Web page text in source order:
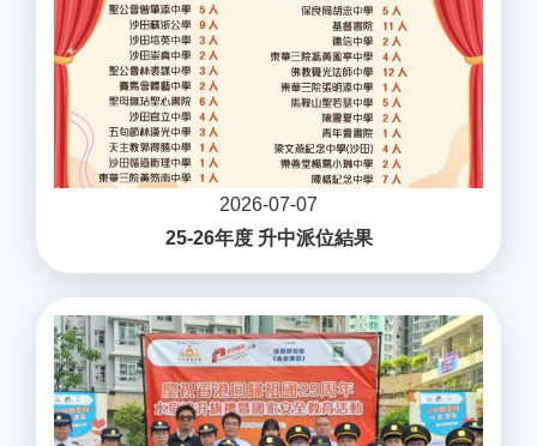
2026-07-07
25-26年度 升中派位結果